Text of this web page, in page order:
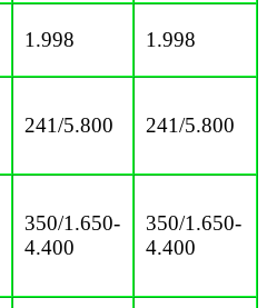
1.998 1.998
241/5.800 241/5.800
350/1.650-
4.400
350/1.650-
4.400